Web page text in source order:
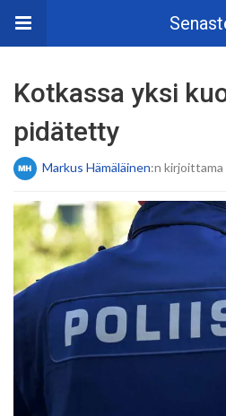
Kotkassa yksi
pidätetty
Markus Hämäläinen:n